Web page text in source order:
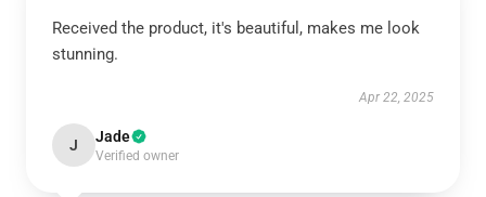
Received the product, it's beautiful, makes me look
stunning.
Apr 22, 2025
J Jade
Verified owner